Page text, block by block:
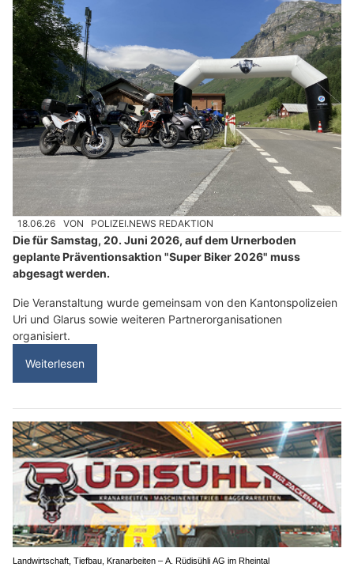
18.06.26 VON POLIZEI.NEWS REDAKTION
Die für Samstag, 20. Juni 2026, auf dem Urnerboden
geplante Präventionsaktion "Super Biker 2026" muss
abgesagt werden.
Die Veranstaltung wurde gemeinsam von den Kantonspolizeien
Uri und Glarus sowie weiteren Partnerorganisationen
organisiert.
Weiterlesen
Landwirtschaft, Tiefbau, Kranarbeiten – A. Rüdisühli AG im Rheintal